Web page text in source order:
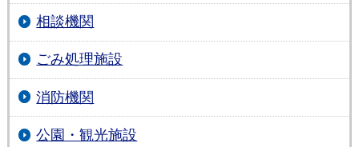
相談機関
ごみ処理施設
消防機関
公園・観光施設